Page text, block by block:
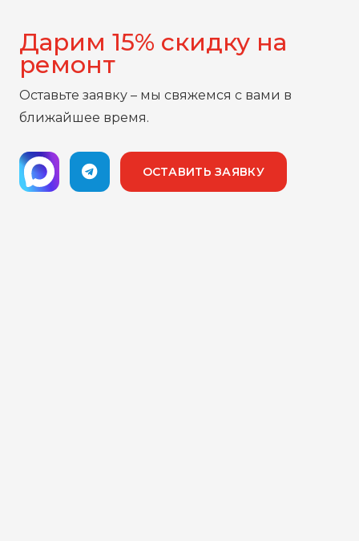
Дарим 15% скидку на
ремонт
Оставьте заявку – мы свяжемся с вами в
ближайшее время.
ОСТАВИТЬ ЗАЯВКУ